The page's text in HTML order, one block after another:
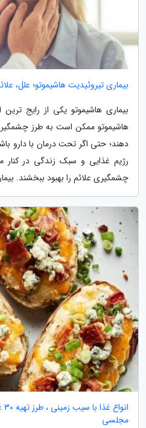
بیماری تیروئیدیت هاشیموتو؛ علل،
بیماری هاشیموتو یکی از رایج
هاشیموتو ممکن است به طرز
دهند؛ حتی اگر تحت درمان با دارو
رژیم غذایی و سبک زندگی در
چشمگیری علائم را بهبود ببخشند.
مجلسی